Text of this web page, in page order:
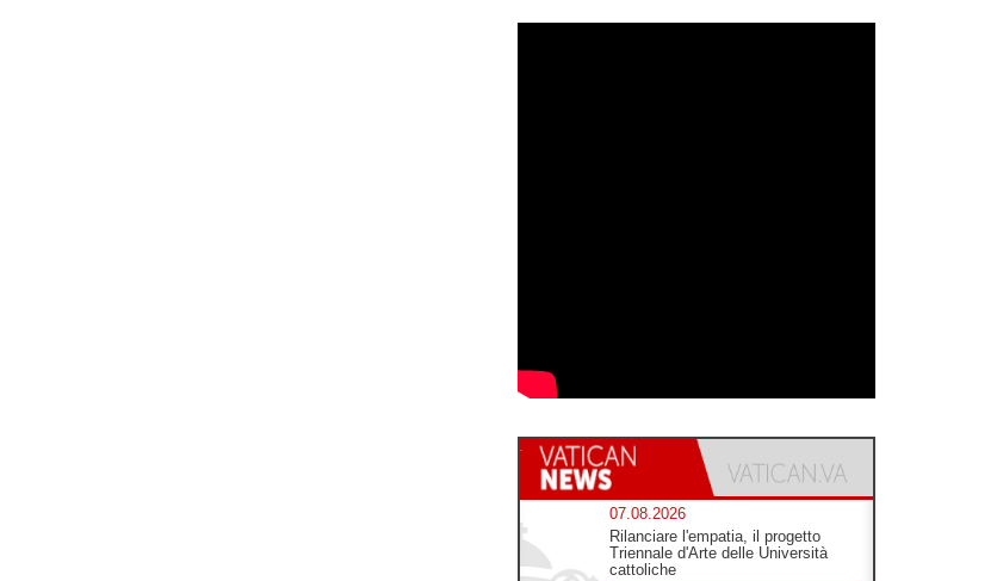
07.08.2026
Rilanciare l'empatia, il progetto
Triennale d'Arte delle Università
cattoliche